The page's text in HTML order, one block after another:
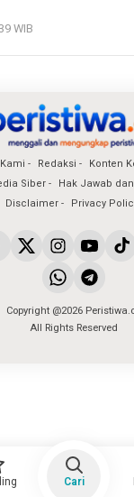
WIB
Redaksi
Konten
Siber
Hak Jawab
Disclaimer
Privacy
Copyright @2026
All Rights Reserved
Cari